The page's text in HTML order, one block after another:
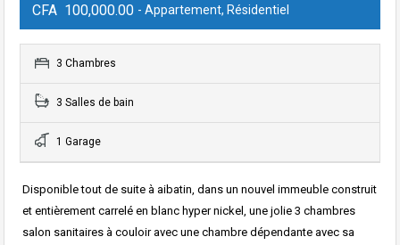
CFA 100,000.00 - Appartement, Résidentiel
3 Chambres
3 Salles de bain
1 Garage
Disponible tout de suite à aibatin, dans un nouvel immeuble construit
et entièrement carrelé en blanc hyper nickel, une jolie 3 chambres
salon sanitaires à couloir avec une chambre dépendante avec sa